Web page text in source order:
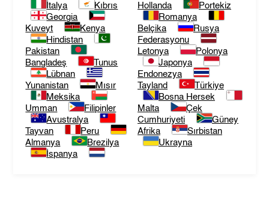
İtalya
Kıbrıs
Georgia
Kuveyt
Kenya
Hindistan
Pakistan
Bangladeş
Tunus
Lübnan
Yunanistan
Mısır
Meksika
Umman
Filipinler
Avustralya
Tayvan
Peru
Almanya
Brezilya
İspanya
Hollanda
Portekiz
Romanya
Belçika
Rusya
Federasyonu
Letonya
Polonya
Japonya
Endonezya
Tayland
Türkiye
Bosna Hersek
Malta
Çek
Cumhuriyeti
Güney
Afrika
Sırbistan
Ukrayna